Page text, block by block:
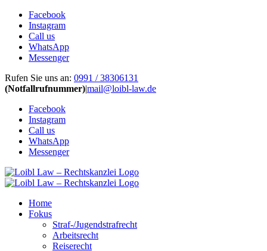
Facebook
Instagram
Call us
WhatsApp
Messenger
Zum
Inhalt
Rufen Sie uns an: 0991 / 38306131
(Notfallrufnummer)|mail@loibl-law.de
Facebook
Instagram
Call us
WhatsApp
Messenger
Home
Fokus
Straf-/Jugendstrafrecht
Arbeitsrecht
Reiserecht